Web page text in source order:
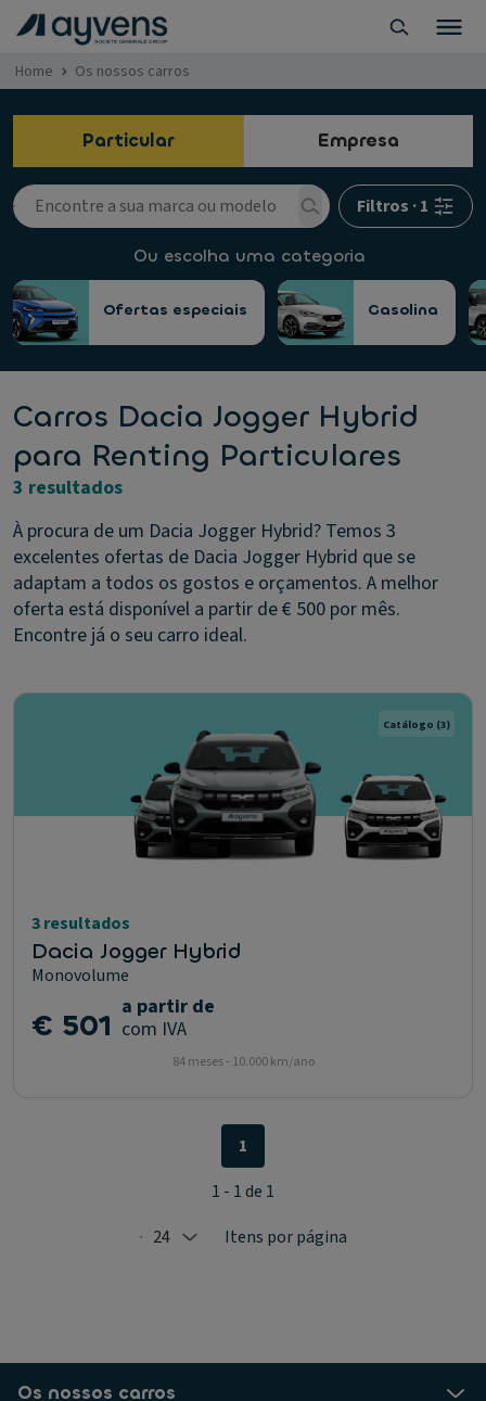
Home Os nossos carros
Particular Empresa
Filtros ·1
Ou escolha uma categoria
Ofertas especiais Gasolina
Carros Dacia Jogger Hybrid
para Renting Particulares
3 resultados
À procura de um Dacia Jogger Hybrid? Temos 3
excelentes ofertas de Dacia Jogger Hybrid que se
adaptam a todos os gostos e orçamentos. A melhor
oferta está disponível a partir de € 500 por mês.
Encontre já o seu carro ideal.
Catálogo (3)
3 resultados
Dacia Jogger Hybrid
Monovolume
€ 501 a partir de
com IVA
84 meses - 10.000 km/ano
Selected: 24
24 Itens por página
1
1 - 1 de 1
Os nossos carros